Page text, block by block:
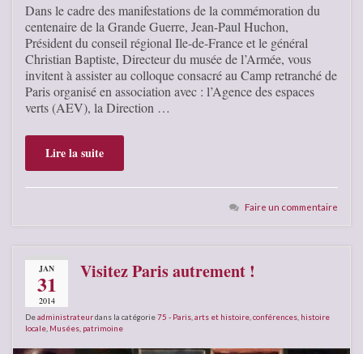
Dans le cadre des manifestations de la commémoration du
centenaire de la Grande Guerre, Jean-Paul Huchon,
Président du conseil régional Ile-de-France et le général
Christian Baptiste, Directeur du musée de l’Armée, vous
invitent à assister au colloque consacré au Camp retranché de
Paris organisé en association avec : l’Agence des espaces
verts (AEV), la Direction …
Lire la suite
Faire un commentaire
JAN
31
2014
Visitez Paris autrement !
Deadministrateurdans la catégorie75 - Paris arts et histoire conférences histoire
locale Musées patrimoine